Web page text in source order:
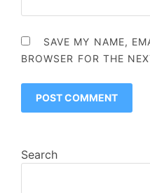
SAVE MY NAME,
BROWSER FOR THE
Search